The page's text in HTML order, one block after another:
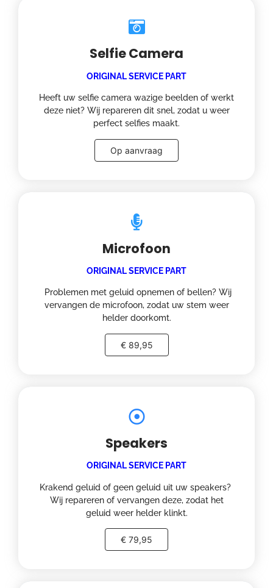
Selfie Camera
ORIGINAL SERVICE PART
Heeft uw selfie camera wazige beelden of werkt
deze niet? Wij repareren dit snel, zodat u weer
perfect selfies maakt.
Op aanvraag
Microfoon
ORIGINAL SERVICE PART
Problemen met geluid opnemen of bellen? Wij
vervangen de microfoon, zodat uw stem weer
helder doorkomt.
€ 89,95
Speakers
ORIGINAL SERVICE PART
Krakend geluid of geen geluid uit uw speakers?
Wij repareren of vervangen deze, zodat het
geluid weer helder klinkt.
€ 79,95